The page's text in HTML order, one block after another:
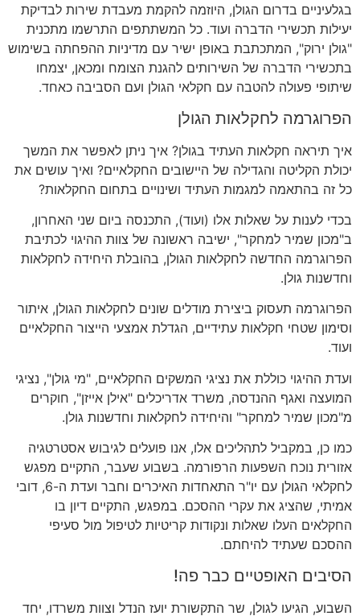
בגלעיניים בדרום הגולן, היוזמה להקמת מעבדת שירות לבדיקת
יעילות תכשירי הדברה ועוד. כל המשתתפים התרשמו מתכנית
"גולן ירוק", המתכתבת באופן ישיר עם מדיניות ההפחתה בשימוש
בתכשירי הדברה של השירותים להגנת הצומח ומכאן, יצמחו
שיתופי פעולה להטבה עם חקלאי הגולן ועם הסביבה כאחד.
הפרוגרמה לחקלאות הגולן
איך תיראה חקלאות העתיד בגולן? איך ניתן לאפשר את המשך
יכולת הקליטה והגדילה של היישובים החקלאיים? ואיך עושים את
כל זה בהתאמה למגמות העתיד ושינויים בתחום החקלאות?
בכדי לענות על שאלות אלו (ועוד), התכנסה ביום שני האחרון,
ב"מכון שמיר למחקר", ישיבה ראשונה של צוות ההיגוי לכתיבת
הפרוגרמה החדשה לחקלאות הגולן, בהובלת היחידה לחקלאות
וחדשנות גולן.
הפרוגרמה תעסוק ביצירת מודלים שונים לחקלאות הגולן, איתור
וסימון שטחי חקלאות עתידיים, הגדלת אמצעי הייצור החקלאיים
ועוד.
ועדת ההיגוי כוללת את נציגי המשקים החקלאיים, "מי גולן", נציגי
המועצה ואגף ההנדסה, משרד אדריכלים "אילן אייזן", חוקרים
מ"מכון שמיר למחקר" והיחידה לחקלאות וחדשנות גולן.
כמו כן, במקביל לתהליכים אלו, אנו פועלים לגיבוש אסטרטגיה
אזורית נוכח השפעות הרפורמה. בשבוע שעבר, התקיים מפגש
לחקלאי הגולן עם יו"ר התאחדות האיכרים וחבר ועדת ה-6,
דובי
אמיתי, שהציג את עקרי ההסכם. במפגש, התקיים דיון בו
החקלאים העלו שאלות ונקודות קריטיות לטיפול מול סעיפי
ההסכם שעתיד להיחתם.
הסיבים האופטיים כבר פה!
השבוע, הגיעו לגולן, שר התקשורת יועז הנדל וצוות משרדו, יחד